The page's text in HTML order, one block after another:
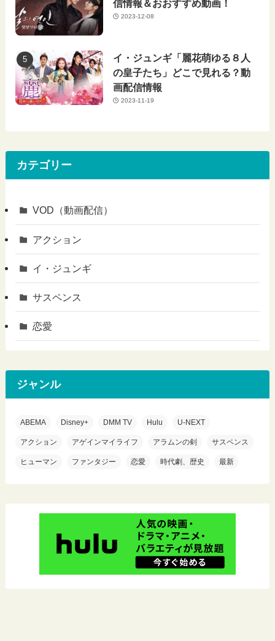
信情報＆おおすすめ動画！
2023-12-08
イ・ジュンギ「麗花萌ゆる８人
の皇子たち」どこで見れる？動
画配信情報
2023-11-19
カテゴリー
VOD（動画配信）
アクション
イ・ジュンギ
サスペンス
恋愛
ジャンル
ABEMA Disney+ DMM TV Hulu U-NEXT
アクション アゲインマイライフ アラムンの剣 サスペンス
ヒューマン ファンタジー 恋愛 時代劇、歴史 最新